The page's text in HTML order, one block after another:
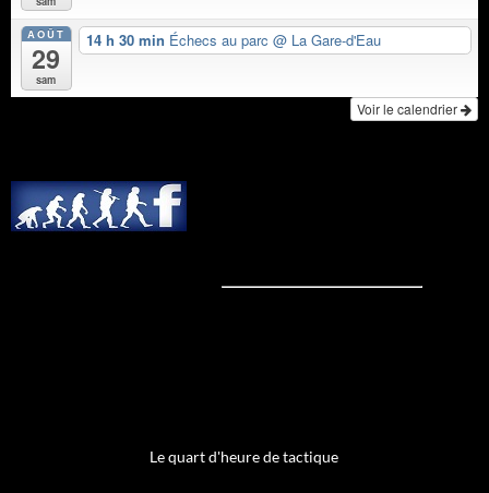
AOÛT
29
sam
14 h 30 min Échecs au parc @ La Gare-d'Eau
Voir le calendrier
Le quart d'heure de tactique